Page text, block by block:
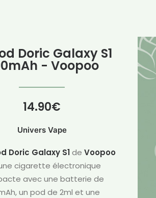
Doric Galaxy S1
- Voopoo
14.90€
Univers Vape
Doric Galaxy S1de Voopoo
cigarette électronique
avec une batterie de
un pod de 2ml et une